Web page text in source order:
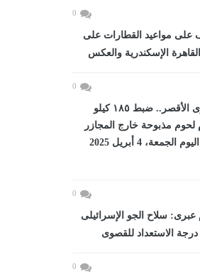
0
على مواعيد القطارات على
الإسكندرية والعكس
0
بيطرى الأقصر.. ضبط ١٨٥ كيلو
لحوم مذبوحة خارج المجازر
الحكومية بإسنااليوم الجمعة، 4 أبريل 2025
0
عبرى: سلاح الجو الإسرائيلى
درجة الاستعداد للقصوى
0